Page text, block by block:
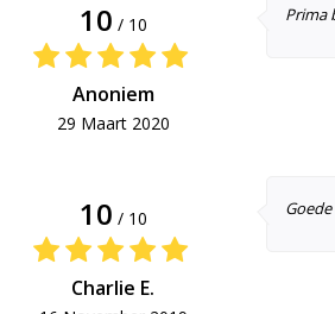
10 / 10
Anoniem
29 Maart 2020
Prima
10 / 10
Charlie E.